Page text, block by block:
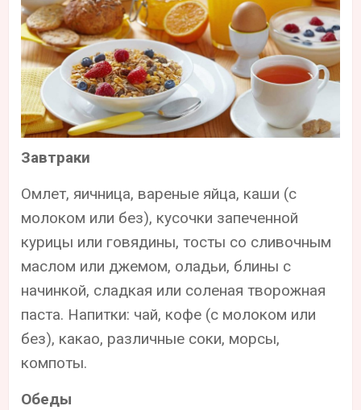
Завтраки
Омлет, яичница, вареные яйца, каши (с
молоком или без), кусочки запеченной
курицы или говядины, тосты со сливочным
маслом или джемом, оладьи, блины с
начинкой, сладкая или соленая творожная
паста. Напитки: чай, кофе (с молоком или
без), какао, различные соки, морсы,
компоты.
Обеды